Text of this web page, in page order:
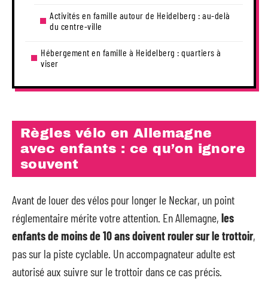
Activités en famille autour de Heidelberg : au-delà
du centre-ville
Hébergement en famille à Heidelberg : quartiers à
viser
Règles vélo en Allemagne
avec enfants : ce qu’on ignore
souvent
Avant de louer des vélos pour longer le Neckar, un point
réglementaire mérite votre attention. En Allemagne, les
enfants de moins de 10 ans doivent rouler sur le trottoir,
pas sur la piste cyclable. Un accompagnateur adulte est
autorisé aux suivre sur le trottoir dans ce cas précis.